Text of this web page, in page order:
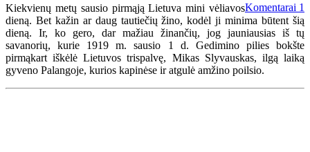
Komentarai 1
Kiekvienų metų sausio pirmąją Lietuva mini vėliavos
dieną. Bet kažin ar daug tautiečių žino, kodėl ji minima būtent šią
dieną. Ir, ko gero, dar mažiau žinančių, jog jauniausias iš tų
savanorių, kurie 1919 m. sausio 1 d. Gedimino pilies bokšte
pirmąkart iškėlė Lietuvos trispalvę, Mikas Slyvauskas, ilgą laiką
gyveno Palangoje, kurios kapinėse ir atgulė amžino poilsio.